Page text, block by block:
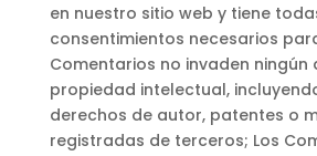
en nuestro sitio web y tiene
consentimientos necesarios
Comentarios no invaden ningún
propiedad intelectual,
derechos de autor, patentes o
registradas de terceros; Los